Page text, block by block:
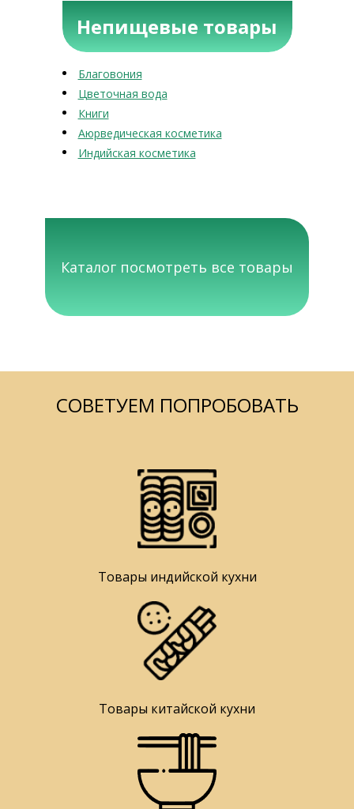
Непищевые товары
Благовония
Цветочная вода
Книги
Аюрведическая косметика
Индийская косметика
Каталог посмотреть все товары
СОВЕТУЕМ ПОПРОБОВАТЬ
Товары индийской кухни
Товары китайской кухни